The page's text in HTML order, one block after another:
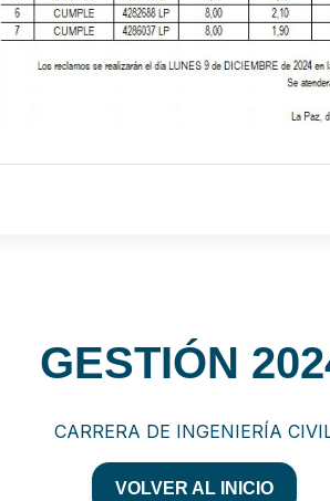
GESTIÓN
CARRERA DE INGENIERÍA
VOLVER AL INICIO